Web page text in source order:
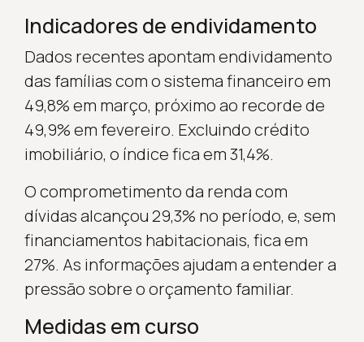
Indicadores de endividamento
Dados recentes apontam endividamento
das famílias com o sistema financeiro em
49,8% em março, próximo ao recorde de
49,9% em fevereiro. Excluindo crédito
imobiliário, o índice fica em 31,4%.
O comprometimento da renda com
dívidas alcançou 29,3% no período, e, sem
financiamentos habitacionais, fica em
27%. As informações ajudam a entender a
pressão sobre o orçamento familiar.
Medidas em curso